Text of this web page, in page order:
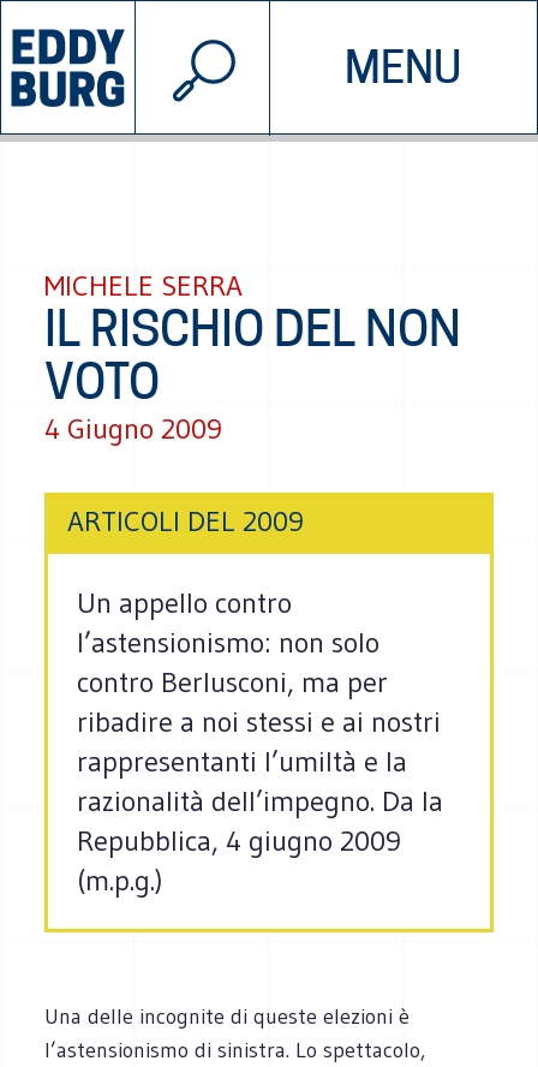
MENU
INIZIATIVE CHI SIAMO
© 2026 EDDYBURG
MICHELE SERRA
IL RISCHIO DEL NON
VOTO
4 Giugno 2009
ARTICOLI DEL 2009
Un appello contro
l’astensionismo: non solo
contro Berlusconi, ma per
ribadire a noi stessi e ai nostri
rappresentanti l’umiltà e la
razionalità dell’impegno. Da la
Repubblica, 4 giugno 2009
(m.p.g.)
Una delle incognite di queste elezioni è
l’astensionismo di sinistra. Lo spettacolo,